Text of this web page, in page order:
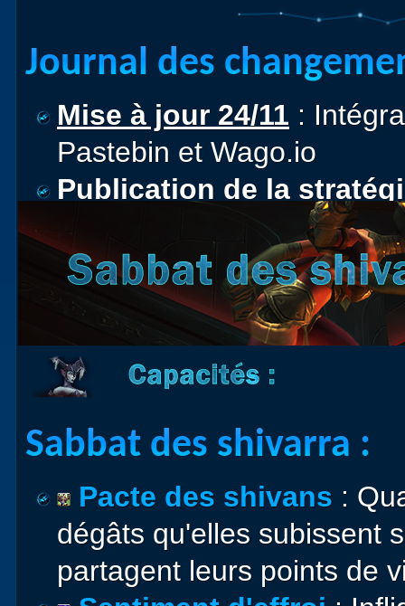
Journal des
Mise à jour 24/11 :
Pastebin et Wago.io
Publication de la
Sabbat des shivarra :
Pacte des shivans :
dégâts qu'elles subissent
partagent leurs points de